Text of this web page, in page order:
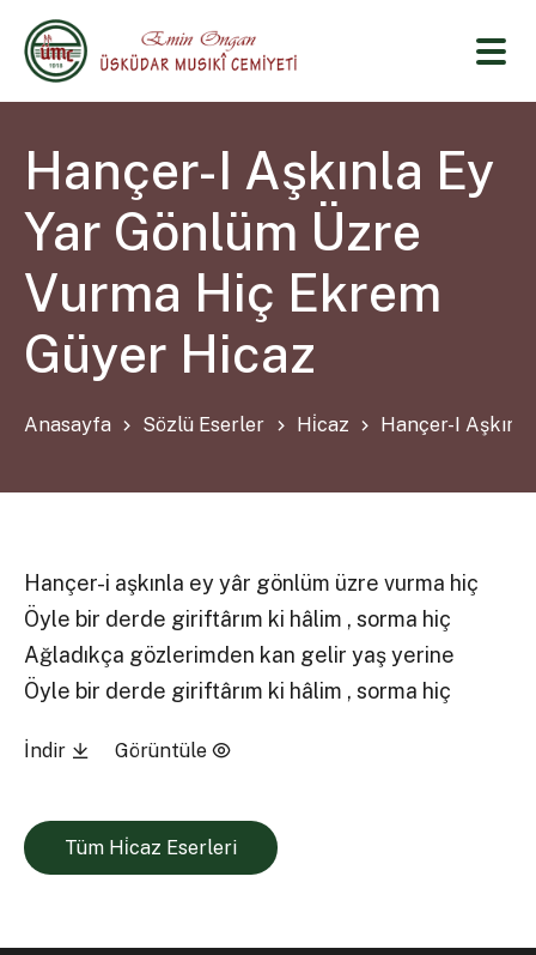
Hançer-I Aşkınla Ey
Yar Gönlüm Üzre
Vurma Hiç Ekrem
Güyer Hicaz
Anasayfa Sözlü Eserler Hi̇caz Hançer-I
Hançer-i aşkınla ey yâr gönlüm üzre vurma hiç
Öyle bir derde giriftârım ki hâlim , sorma hiç
Ağladıkça gözlerimden kan gelir yaş yerine
Öyle bir derde giriftârım ki hâlim , sorma hiç
İndir Görüntüle
Tüm Hi̇caz Eserleri